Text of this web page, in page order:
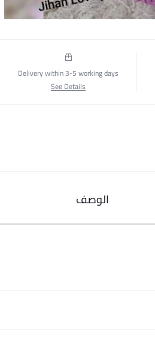
Delivery within 3-5 working days
See Details
الوصف